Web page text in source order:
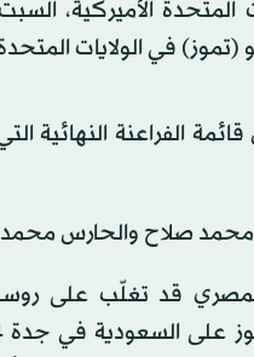
صلاح والحارس محمد